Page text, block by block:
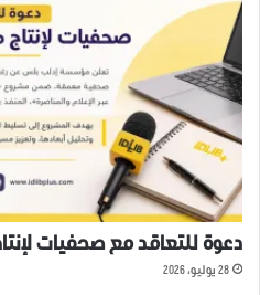
دعوة للتعاقد مع صحفيات
28 يوليو، 2026